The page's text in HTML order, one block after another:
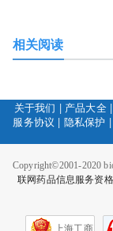
相关阅读
关于我们 | 产品大全
服务协议 | 隐私保护
Copyright©2001-2020
联网药品信息服务资